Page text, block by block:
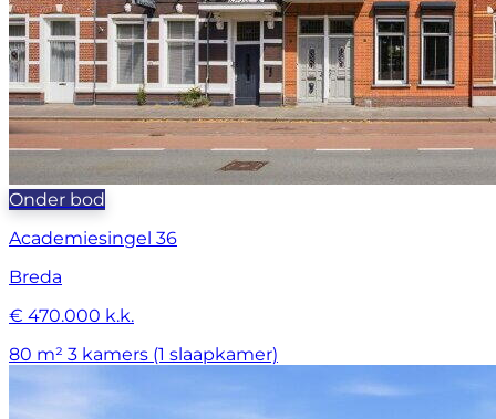
Onder bod
Academiesingel 36
Breda
€ 470.000 k.k.
80 m² 3 kamers (1 slaapkamer)